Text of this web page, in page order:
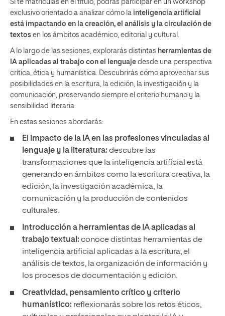
Si te matriculas en el título, podrás participar en un workshop
exclusivo orientado a analizar cómo la inteligencia artificial
está impactando en la creación, el análisis y la circulación de
textos en los ámbitos académico, editorial y cultural.
A lo largo de las sesiones, explorarás distintas herramientas de
IA aplicadas al trabajo con el lenguaje desde una perspectiva
crítica, ética y humanística. Descubrirás cómo aprovechar sus
posibilidades en la escritura, la edición, la investigación y la
comunicación, preservando siempre el criterio humano y la
sensibilidad literaria.
En estas sesiones abordarás:
El impacto de la IA en las profesiones vinculadas al
lenguaje y la literatura: descubre las
transformaciones que la inteligencia artificial está
generando en ámbitos como la escritura creativa, la
edición, la investigación académica, la
comunicación y la producción de contenidos
culturales.
Introducción a herramientas de IA aplicadas al
trabajo textual: conoce distintas herramientas de
inteligencia artificial aplicadas a la escritura, el
análisis de textos, la organización de información y
los procesos de documentación y edición.
Creatividad, pensamiento crítico y criterio
humanístico: reflexionarás sobre los retos éticos,